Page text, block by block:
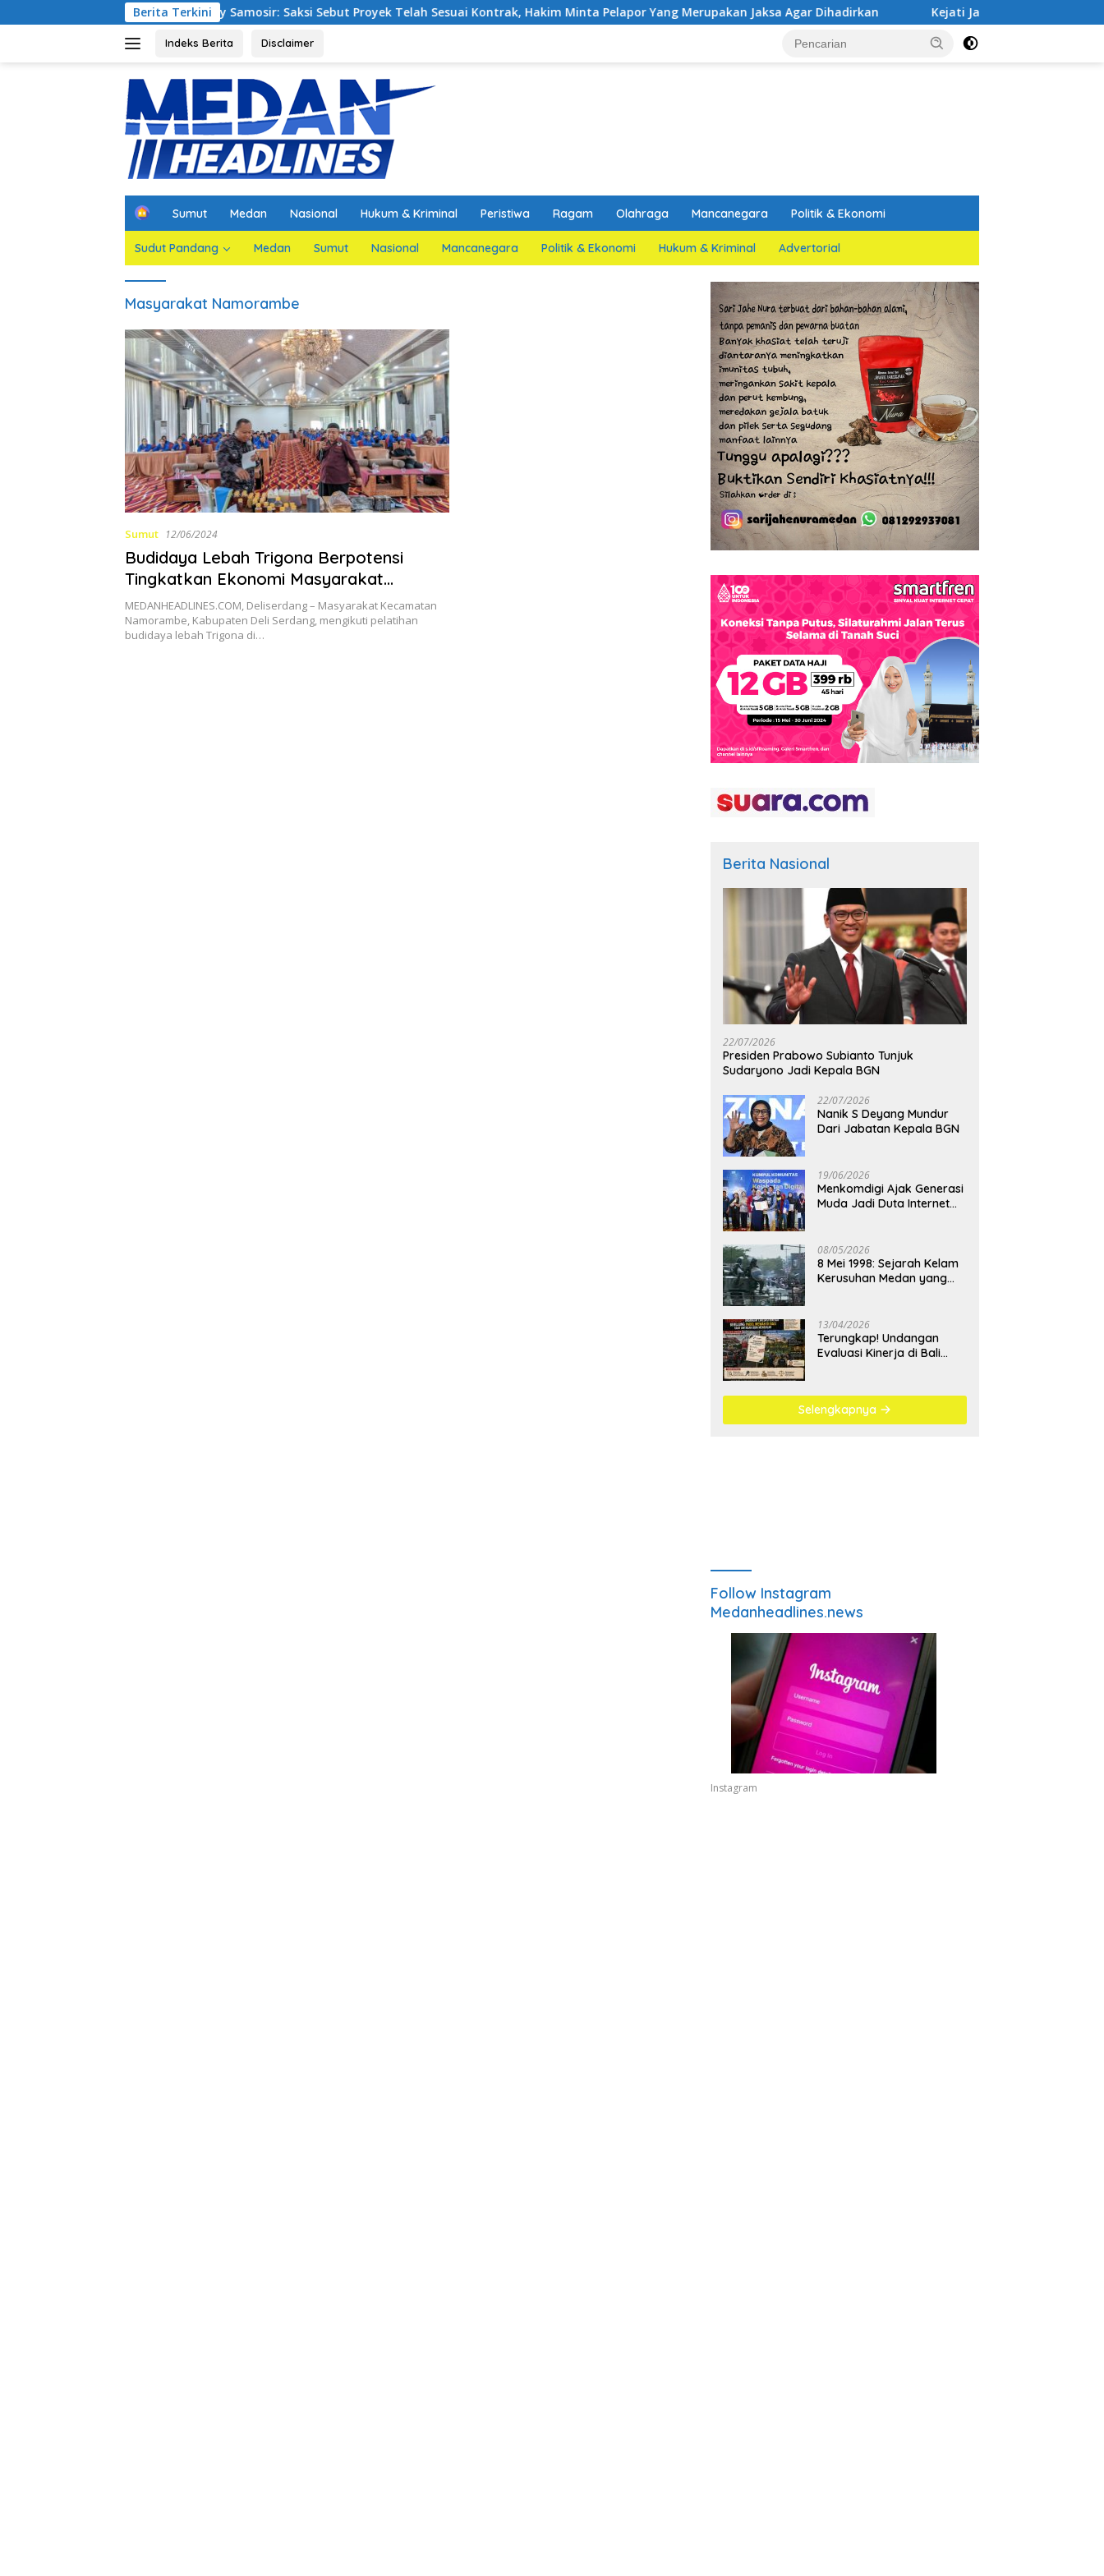
ke
Berita Terkini
Waterfront City Samosir: Saksi Sebut Proyek Telah Sesuai Kontrak, Hakim Minta Pelapor Yang Merupakan Jaksa Agar Dihadirkan Kejati Jatim dan PGN Bangun Sinergi Strategis
Indeks Berita Disclaimer
H
m
e
Sumut Medan Nasional Hukum & Kriminal Peristiwa Ragam Olahraga Mancanegara Politik & Ekonomi
Sudut Pandang Medan Sumut Nasional Mancanegara Politik & Ekonomi Hukum & Kriminal Advertorial
Masyarakat Namorambe
Sumut 12/06/2024
Budidaya Lebah Trigona Berpotensi
Tingkatkan Ekonomi Masyarakat
Namorambe
MEDANHEADLINES.COM, Deliserdang – Masyarakat Kecamatan
Namorambe, Kabupaten Deli Serdang, mengikuti pelatihan
budidaya lebah Trigona di…
Berita Nasional
22/07/2026
Presiden Prabowo Subianto Tunjuk
Sudaryono Jadi Kepala BGN
22/07/2026
Nanik S Deyang Mundur
Dari Jabatan Kepala BGN
19/06/2026
Menkomdigi Ajak Generasi
Muda Jadi Duta Internet
08/05/2026
8 Mei 1998: Sejarah Kelam
Kerusuhan Medan yang
13/04/2026
Terungkap! Undangan
Evaluasi Kinerja di Bali
Mengular
Selengkapnya
Follow Instagram
Medanheadlines.news
Instagram